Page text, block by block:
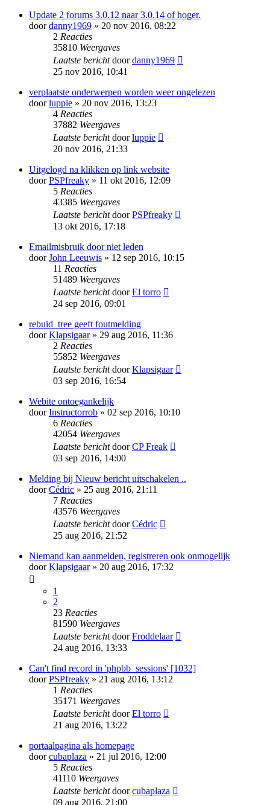
Update 2 forums 3.0.12 naar 3.0.14 of hoger.
doordanny1969 » 20 nov 2016, 08:22
2 Reacties
35810 Weergaves
Laatste berichtdoordanny1969
25 nov 2016, 10:41
verplaatste onderwerpen worden weer ongelezen
doorluppie » 20 nov 2016, 13:23
4 Reacties
37882 Weergaves
Laatste berichtdoorluppie
20 nov 2016, 21:33
Uitgelogd na klikken op link website
doorPSPfreaky » 11 okt 2016, 12:09
5 Reacties
43385 Weergaves
Laatste berichtdoorPSPfreaky
13 okt 2016, 17:18
Emailmisbruik door niet leden
doorJohn Leeuwis » 12 sep 2016, 10:15
11 Reacties
51489 Weergaves
Laatste berichtdoorEl torro
24 sep 2016, 09:01
rebuid_tree geeft foutmelding
doorKlapsigaar» 29 aug 2016, 11:36
2 Reacties
55852 Weergaves
Laatste berichtdoorKlapsigaar
03 sep 2016, 16:54
Webite ontoegankelijk
doorInstructorrob » 02 sep 2016, 10:10
6 Reacties
42054 Weergaves
Laatste berichtdoorCP Freak
03 sep 2016, 14:00
Melding bij Nieuw bericht uitschakelen ..
doorCédric » 25 aug 2016, 21:11
7 Reacties
43576 Weergaves
Laatste berichtdoorCédric
25 aug 2016, 21:52
Niemand kan aanmelden, registreren ook onmogelijk
doorKlapsigaar» 20 aug 2016, 17:32
1
2
23 Reacties
81590 Weergaves
Laatste berichtdoorFroddelaar
24 aug 2016, 13:33
Can't find record in 'phpbb_sessions' [1032]
doorPSPfreaky » 21 aug 2016, 13:12
1 Reacties
35171 Weergaves
Laatste berichtdoorEl torro
21 aug 2016, 13:22
portaalpagina als homepage
doorcubaplaza » 21 jul 2016, 12:00
5 Reacties
41110 Weergaves
Laatste berichtdoorcubaplaza
09 aug 2016, 21:00